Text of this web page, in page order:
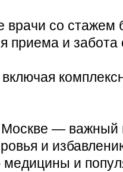
со стажем
приема и забота
Москве — важный
и
медицины и